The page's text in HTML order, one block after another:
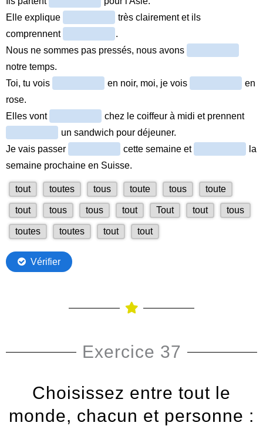
Exercice 37
Choisissez entre tout le
monde, chacun et personne :